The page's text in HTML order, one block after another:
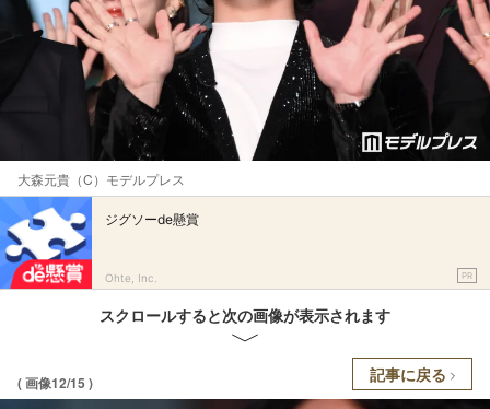
大森元貴（C）モデルプレス
ジグソーde懸賞
Ohte, Inc. PR
スクロールすると次の画像が表示されます
( 画像12/15 ) 記事に戻る